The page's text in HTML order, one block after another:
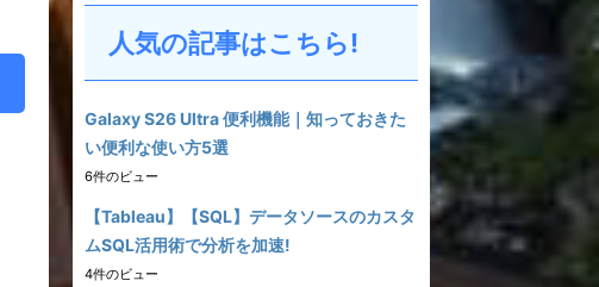
人気の記事はこちら!
Galaxy S26 Ultra 便利機能｜知っておきた
い便利な使い方5選
6件のビュー
【Tableau】【SQL】データソースのカスタ
ムSQL活用術で分析を加速!
4件のビュー